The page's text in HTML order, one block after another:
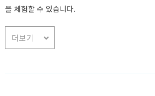
을 체험할 수 있습니다.
더보기